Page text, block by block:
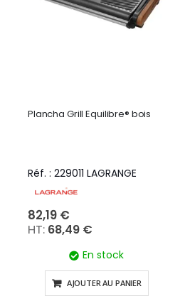
Plancha Grill Equilibre® bois
Réf. : 229011 LAGRANGE
82,19 €
68,49 €
En stock
AJOUTER AU PANIER